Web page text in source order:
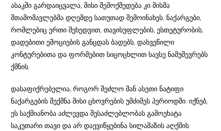
ასაკში გარდაიცვალა, მისი შემოქმედება კი მისმა
შთამომავლებმა დღემდე სათუთად შემოინახეს. ნაქარგები,
რომლებიც ერთი შეხედვით, თავისუფლების, ესთეტურობის,
დადებითი ემოციების განცდას ბადებს, დახვეწილი
კონტურებითა და ფორმებით სიცოცხლით სავსე ნამუშევრებს
ქმნის.
დასაფიქრებელია, როგორ შეძლო მან ასეთი ნატიფი
ნაქარგების შექმნა მისი ცხოვრების უმძიმეს პერიოდში. იქნებ,
ეს საქმიანობა აძლევდა შესაძლებლობას გამოეხატა
საკუთარი თავი და არ დაევიწყებინა სილამაზის აღქმის